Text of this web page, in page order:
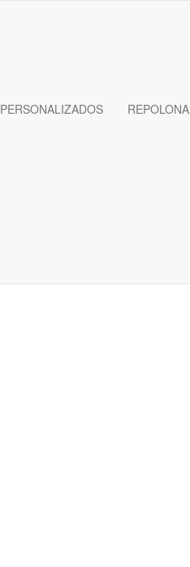
PERSONALIZADOS REPOLONA